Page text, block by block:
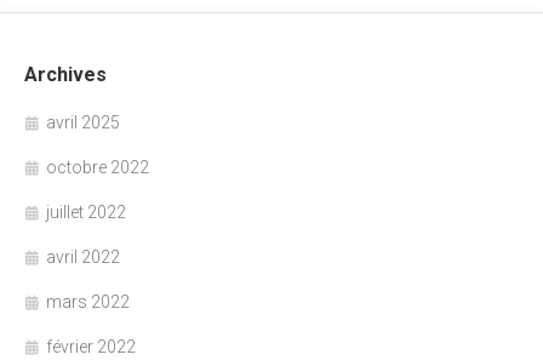
Archives
avril 2025
octobre 2022
juillet 2022
avril 2022
mars 2022
février 2022